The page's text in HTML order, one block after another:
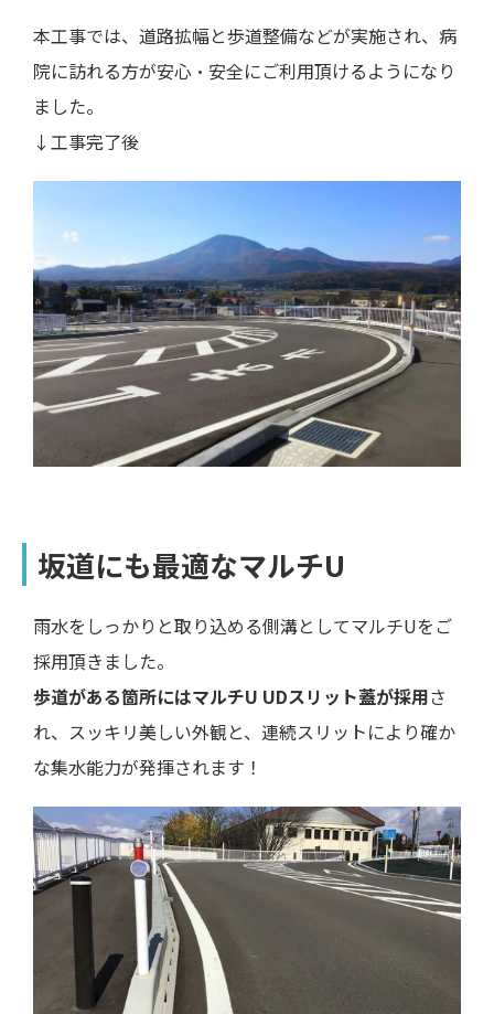
本工事では、道路拡幅と歩道整備などが実施され、病
院に訪れる方が安心・安全にご利用頂けるようになり
ました。
↓工事完了後
坂道にも最適なマルチU
雨水をしっかりと取り込める側溝としてマルチUをご
採用頂きました。
歩道がある箇所にはマルチU UDスリット蓋が採用さ
れ、スッキリ美しい外観と、連続スリットにより確か
な集水能力が発揮されます！